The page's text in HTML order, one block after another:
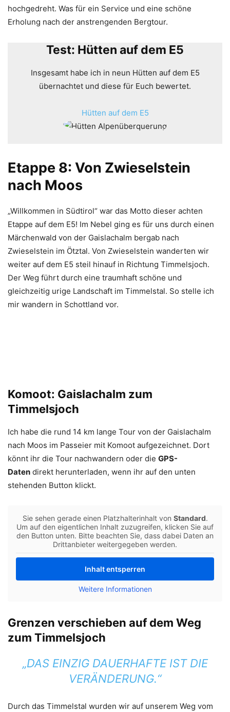
hochgedreht. Was für ein Service und eine schöne
Erholung nach der anstrengenden Bergtour.
Test: Hütten auf dem E5
Insgesamt habe ich in neun Hütten auf dem E5
übernachtet und diese für Euch bewertet.
Hütten auf dem E5
Etappe 8: Von Zwieselstein
nach Moos
„Willkommen in Südtirol“ war das Motto dieser achten
Etappe auf dem E5! Im Nebel ging es für uns durch einen
Märchenwald von der Gaislachalm bergab nach
Zwieselstein im Ötztal. Von Zwieselstein wanderten wir
weiter auf dem E5 steil hinauf in Richtung Timmelsjoch.
Der Weg führt durch eine traumhaft schöne und
gleichzeitig urige Landschaft im Timmelstal. So stelle ich
mir wandern in Schottland vor.
Komoot: Gaislachalm zum
Timmelsjoch
Ich habe die rund 14 km lange Tour von der Gaislachalm
nach Moos im Passeier mit Komoot aufgezeichnet. Dort
könnt ihr die Tour nachwandern oder die GPS-
Daten direkt herunterladen, wenn ihr auf den unten
stehenden Button klickt.
Sie sehen gerade einen Platzhalterinhalt von Standard.
Um auf den eigentlichen Inhalt zuzugreifen, klicken Sie auf
den Button unten. Bitte beachten Sie, dass dabei Daten an
Drittanbieter weitergegeben werden.
Inhalt entsperren
Weitere Informationen
Grenzen verschieben auf dem Weg
zum Timmelsjoch
„DAS EINZIG DAUERHAFTE IST DIE
VERÄNDERUNG.“
Durch das Timmelstal wurden wir auf unserem Weg vom